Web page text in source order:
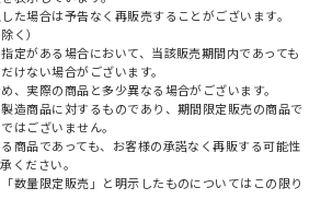
た場合は予告なく再販売することがございます。
く）
定がある場合において、当該販売期間内であっても
けない場合がございます。
、実際の商品と多少異なる場合がございます。
造商品に対するものであり、期間限定販売の商品で
はございません。
商品であっても、お客様の承諾なく再販する可能性
ください。
数量限定販売」と明示したものについてはこの限り